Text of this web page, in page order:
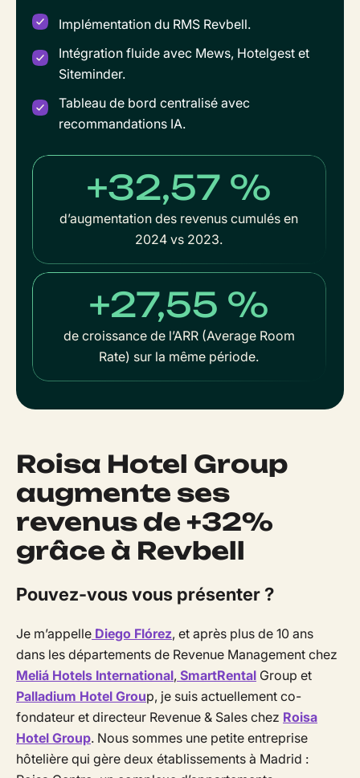
Implémentation du RMS Revbell.
Intégration fluide avec Mews, Hotelgest et
Siteminder.
Tableau de bord centralisé avec
recommandations IA.
+32,57 %
d’augmentation des revenus cumulés en
2024 vs 2023.
+27,55 %
de croissance de l’ARR (Average Room
Rate) sur la même période.
Roisa Hotel Group
augmente ses
revenus de +32%
grâce à Revbell
Pouvez-vous vous présenter ?
Je m’appelle Diego Flórez, et après plus de 10 ans
dans les départements de Revenue Management chez
Meliá Hotels International, SmartRental Group et
Palladium Hotel Group, je suis actuellement co-
fondateur et directeur Revenue & Sales chez Roisa
Hotel Group. Nous sommes une petite entreprise
hôtelière qui gère deux établissements à Madrid :